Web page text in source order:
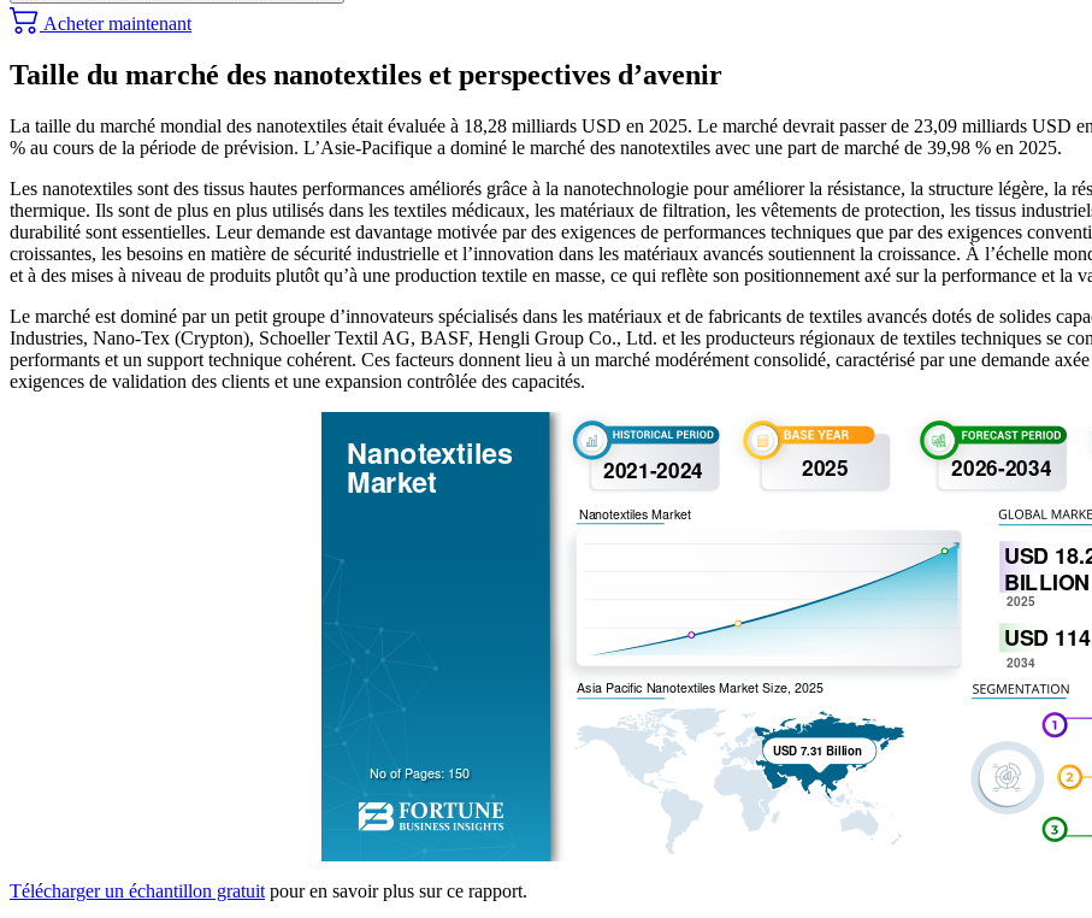
Acheter maintenant
Taille du marché des nanotextiles et perspectives d’avenir
La taille du marché mondial des nanotextiles était évaluée à 18,28 milliards USD en 2025. Le marché devrait passer de 23,09 milliards USD
% au cours de la période de prévision. L’Asie-Pacifique a dominé le marché des nanotextiles avec une part de marché de 39,98 % en 2025.
Les nanotextiles sont des tissus hautes performances améliorés grâce à la nanotechnologie pour améliorer la résistance, la structure légère, la
thermique. Ils sont de plus en plus utilisés dans les textiles médicaux, les matériaux de filtration, les vêtements de protection, les tissus
durabilité sont essentielles. Leur demande est davantage motivée par des exigences de performances techniques que par des exigences
croissantes, les besoins en matière de sécurité industrielle et l’innovation dans les matériaux avancés soutiennent la croissance. À l’échelle
et à des mises à niveau de produits plutôt qu’à une production textile en masse, ce qui reflète son positionnement axé sur la performance et la
Le marché est dominé par un petit groupe d’innovateurs spécialisés dans les matériaux et de fabricants de textiles avancés dotés de solides
Industries, Nano-Tex (Crypton), Schoeller Textil AG, BASF, Hengli Group Co., Ltd. et les producteurs régionaux de textiles techniques se
performants et un support technique cohérent. Ces facteurs donnent lieu à un marché modérément consolidé, caractérisé par une demande
exigences de validation des clients et une expansion contrôlée des capacités.
Télécharger un échantillon gratuit pour en savoir plus sur ce rapport.